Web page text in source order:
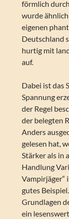
förmlich
wurde
eigenen
Deutschland
hurtig mit
auf.
Dabei ist das
Spannung
der Regel
der belegten
Anders
gelesen hat,
Stärker als in
Handlung
Vampirjäger“
gutes
Grundlagen
ein